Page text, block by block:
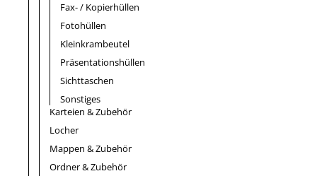
Fax- / Kopierhüllen
Fotohüllen
Kleinkrambeutel
Präsentationshüllen
Sichttaschen
Sonstiges
Karteien & Zubehör
Locher
Mappen & Zubehör
Ordner & Zubehör